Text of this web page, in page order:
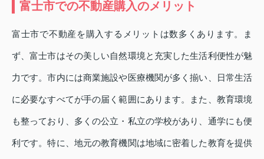
富士市での不動産購入のメリット
富士市で不動産を購入するメリットは数多くあります。ま
ず、富士市はその美しい自然環境と充実した生活利便性が魅
力です。市内には商業施設や医療機関が多く揃い、日常生活
に必要なすべてが手の届く範囲にあります。また、教育環境
も整っており、多くの公立・私立の学校があり、通学にも便
利です。特に、地元の教育機関は地域に密着した教育を提供